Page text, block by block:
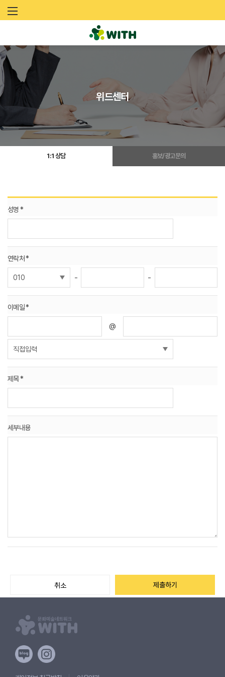
문
화
술
네
트
워
크
드
(
W
H
위드센터
1:1 상담 홍보/광고문의
성명 *
연락처 *
- -
이메일 *
@
제목 *
세부내용
취소 제출하기